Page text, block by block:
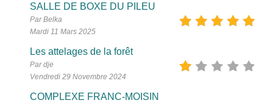
SALLE DE BOXE DU PILEU
Par Belka
Mardi 11 Mars 2025
Les attelages de la forêt
Par dje
Vendredi 29 Novembre 2024
COMPLEXE FRANC-MOISIN